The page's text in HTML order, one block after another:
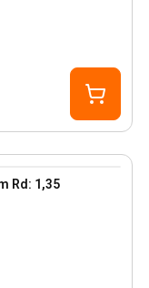
Rd: 1,35